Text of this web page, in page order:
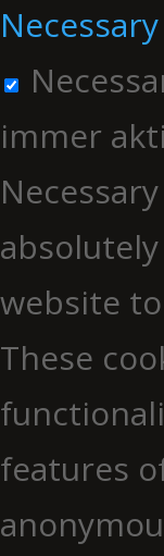
Necessary
immer
website
These
features